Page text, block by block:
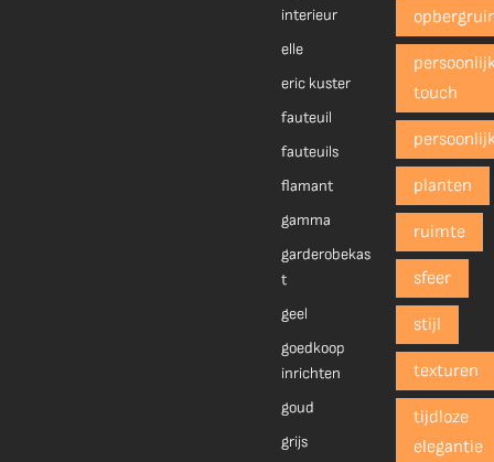
interieur
elle
eric kuster
fauteuil
fauteuils
flamant
gamma
garderobekas
t
geel
goedkoop
inrichten
goud
grijs
touch
planten
ruimte
sfeer
stijl
texturen
tijdloze
elegantie